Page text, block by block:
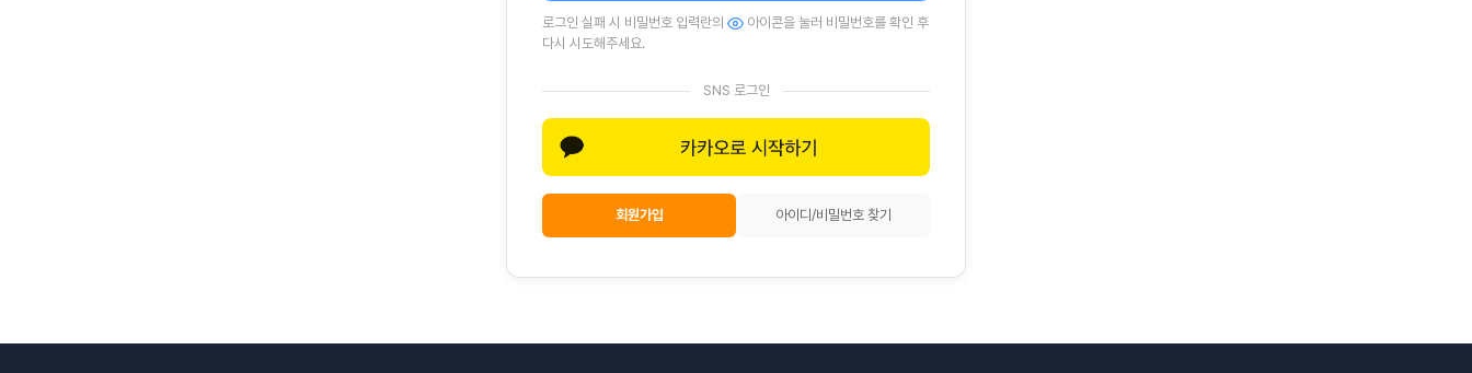
로그인 실패 시 비밀번호 입력란의
아이콘을 눌러 비밀번호를 확인 후
다시 시도해주세요.
SNS 로그인
회원가입 아이디/비밀번호 찾기